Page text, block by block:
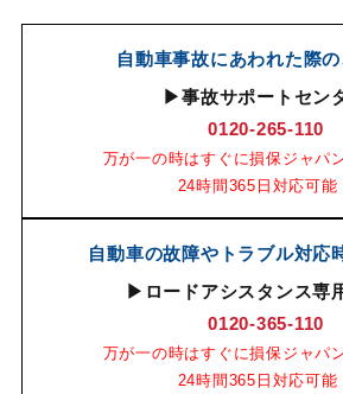
自動車事故にあわれた際
▶事故サポートセン
0120-265-110
万が一の時はすぐに損保ジャパ
24時間365日対応可能
自動車の故障やトラブル対応
▶ロードアシスタンス専
0120-365-110
万が一の時はすぐに損保ジャパ
24時間365日対応可能